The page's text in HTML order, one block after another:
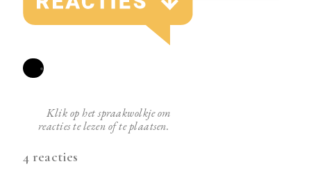
Klik op het spraakwolkje om
reacties te lezen of te plaatsen.
4 reacties